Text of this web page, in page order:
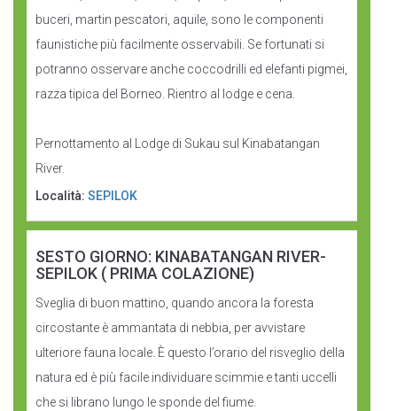
buceri, martin pescatori, aquile, sono le componenti
faunistiche più facilmente osservabili. Se fortunati si
potranno osservare anche coccodrilli ed elefanti pigmei,
razza tipica del Borneo. Rientro al lodge e cena.
Pernottamento al Lodge di Sukau sul Kinabatangan
River.
Località: SEPILOK
SESTO GIORNO: KINABATANGAN RIVER-
SEPILOK ( PRIMA COLAZIONE)
Sveglia di buon mattino, quando ancora la foresta
circostante è ammantata di nebbia, per avvistare
ulteriore fauna locale. È questo l’orario del risveglio della
natura ed è più facile individuare scimmie e tanti uccelli
che si librano lungo le sponde del fiume.